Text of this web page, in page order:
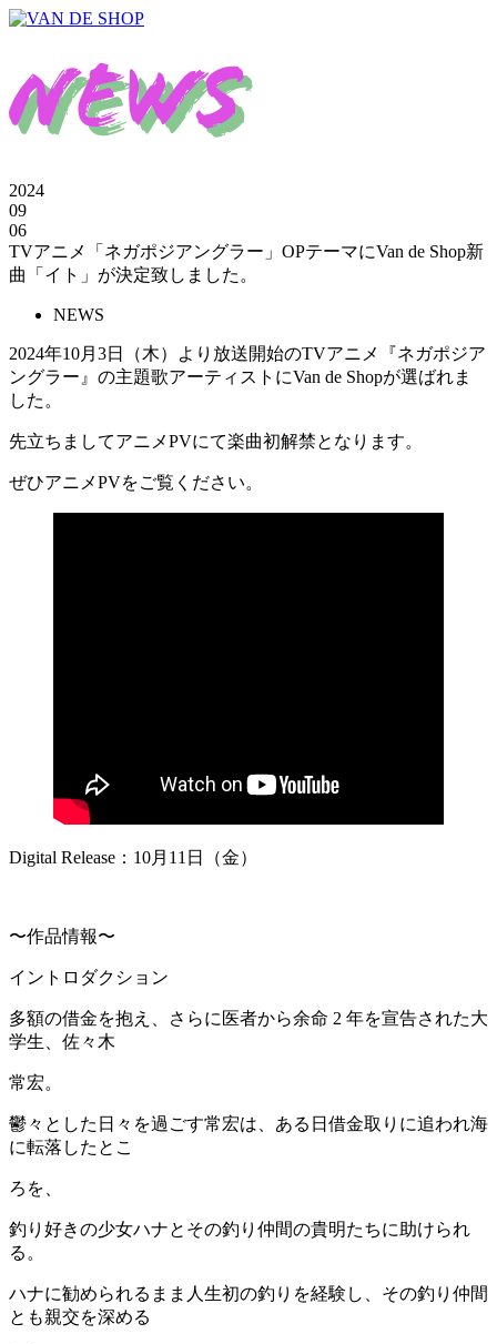
2024
09
06
TVアニメ「ネガポジアングラー」OPテーマにVan de Shop新
曲「イト」が決定致しました。
NEWS
2024年10月3日（木）より放送開始のTVアニメ『ネガポジア
ングラー』の主題歌アーティストにVan de Shopが選ばれま
した。
先立ちましてアニメPVにて楽曲初解禁となります。
ぜひアニメPVをご覧ください。
Digital Release：10月11日（金）
〜作品情報〜
イントロダクション
多額の借金を抱え、さらに医者から余命 2 年を宣告された大
学生、佐々木
常宏。
鬱々とした日々を過ごす常宏は、ある日借金取りに追われ海
に転落したとこ
ろを、
釣り好きの少女ハナとその釣り仲間の貴明たちに助けられ
る。
ハナに勧められるまま人生初の釣りを経験し、その釣り仲間
とも親交を深める